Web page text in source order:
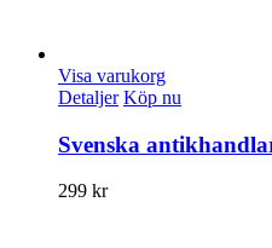
Visa varukorg
Detaljer Köp nu
Svenska
299 kr